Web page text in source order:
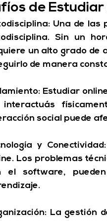
de Estudiar
Una de las
un alto grado de
de manera
Estudiar
interactuás
social puede
y Conectividad:
Los problemas
el software,
La gestión